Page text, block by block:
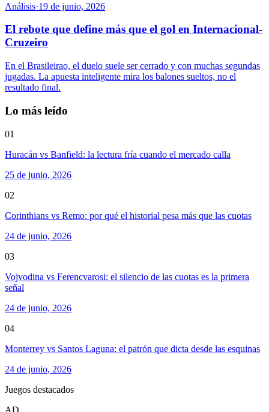
Análisis·19 de junio, 2026
El rebote que define más que el gol en Internacional-
Cruzeiro
En el Brasileirao, el duelo suele ser cerrado y con muchas segundas
jugadas. La apuesta inteligente mira los balones sueltos, no el
resultado final.
Lo más leído
01
Huracán vs Banfield: la lectura fría cuando el mercado calla
25 de junio, 2026
02
Corinthians vs Remo: por qué el historial pesa más que las cuotas
24 de junio, 2026
03
Vojvodina vs Ferencvarosi: el silencio de las cuotas es la primera
señal
24 de junio, 2026
04
Monterrey vs Santos Laguna: el patrón que dicta desde las esquinas
24 de junio, 2026
Juegos destacados
AD